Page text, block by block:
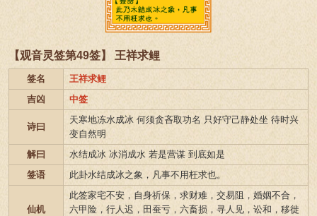
【观音灵签第49签】 王祥求鲤
签名
王祥求鲤
吉凶
中签
诗曰
天寒地冻水成冰 何须贪吝取功名 只好守己静处坐 待时兴
变自然明
解曰
水结成冰 冰消成水 若是营谋 到底如是
签语
此卦水结成冰之象，凡事不用枉求也。
仙机
此签家宅不安，自身祈保，求财难，交易阻，婚姻不合，
六甲险，行人迟，田蚕亏，六畜损，寻人见，讼和，移徙